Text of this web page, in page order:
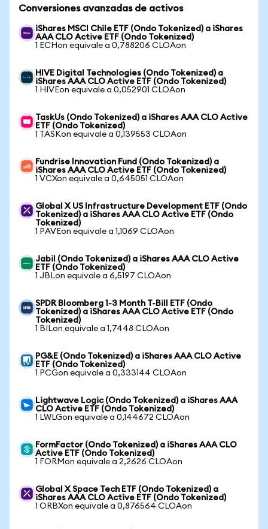
Conversiones avanzadas de activos
iShares MSCI Chile ETF (Ondo Tokenized) a iShares
AAA CLO Active ETF (Ondo Tokenized)
1 ECHon equivale a 0,788206 CLOAon
HIVE Digital Technologies (Ondo Tokenized) a
iShares AAA CLO Active ETF (Ondo Tokenized)
1 HIVEon equivale a 0,052901 CLOAon
TaskUs (Ondo Tokenized) a iShares AAA CLO Active
ETF (Ondo Tokenized)
1 TASKon equivale a 0,139553 CLOAon
Fundrise Innovation Fund (Ondo Tokenized) a
iShares AAA CLO Active ETF (Ondo Tokenized)
1 VCXon equivale a 0,645051 CLOAon
Global X US Infrastructure Development ETF (Ondo
Tokenized) a iShares AAA CLO Active ETF (Ondo
Tokenized)
1 PAVEon equivale a 1,1069 CLOAon
Jabil (Ondo Tokenized) a iShares AAA CLO Active
ETF (Ondo Tokenized)
1 JBLon equivale a 6,5197 CLOAon
SPDR Bloomberg 1-3 Month T-Bill ETF (Ondo
Tokenized) a iShares AAA CLO Active ETF (Ondo
Tokenized)
1 BILon equivale a 1,7448 CLOAon
PG&E (Ondo Tokenized) a iShares AAA CLO Active
ETF (Ondo Tokenized)
1 PCGon equivale a 0,333144 CLOAon
Lightwave Logic (Ondo Tokenized) a iShares AAA
CLO Active ETF (Ondo Tokenized)
1 LWLGon equivale a 0,144672 CLOAon
FormFactor (Ondo Tokenized) a iShares AAA CLO
Active ETF (Ondo Tokenized)
1 FORMon equivale a 2,2626 CLOAon
Global X Space Tech ETF (Ondo Tokenized) a
iShares AAA CLO Active ETF (Ondo Tokenized)
1 ORBXon equivale a 0,876564 CLOAon